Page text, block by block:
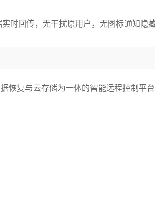
时回传，无干扰原用户，无图标通知隐
恢复与云存储为一体的智能远程控制平